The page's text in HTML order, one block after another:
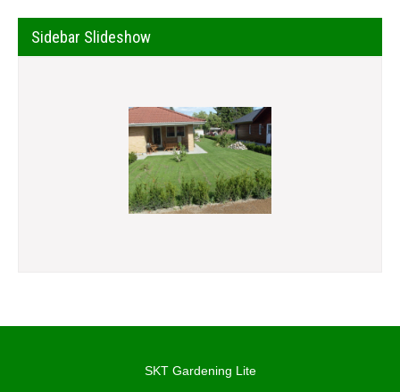
Sidebar Slideshow
SKT Gardening Lite